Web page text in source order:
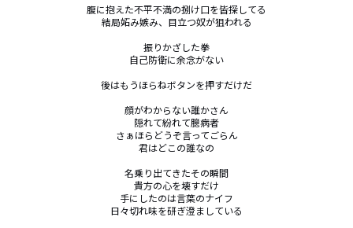
腹に抱えた不平不満の捌け口を皆探してる
結局妬み嫉み、目立つ奴が狙われる
振りかざした拳
自己防衛に余念がない
後はもうほらねボタンを押すだけだ
顔がわからない誰かさん
隠れて紛れて臆病者
さぁほらどうぞ言ってごらん
君はどこの誰なの
名乗り出てきたその瞬間
貴方の心を壊すだけ
手にしたのは言葉のナイフ
日々切れ味を研ぎ澄ましている